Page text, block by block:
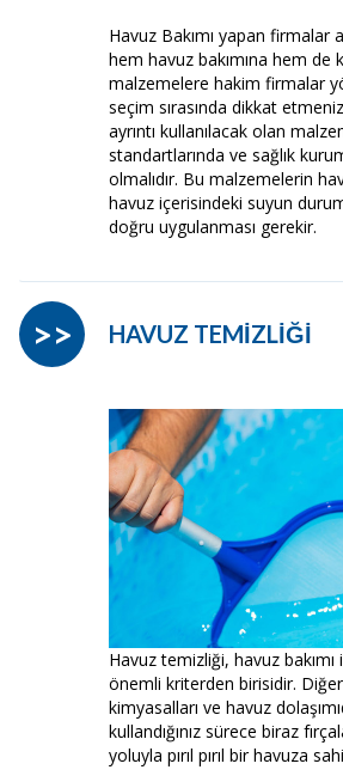
Havuz Bakımı yapan firmalar
hem havuz bakımına hem de
malzemelere hakim firmalar
seçim sırasında dikkat
ayrıntı kullanılacak olan
standartlarında ve sağlık
olmalıdır. Bu malzemelerin
havuz içerisindeki suyun
doğru uygulanması gerekir.
HAVUZ TEMİZLİĞİ
>>
Havuz temizliği, havuz
önemli kriterden birisidir.
kimyasalları ve havuz
kullandığınız sürece biraz
yoluyla pırıl pırıl bir havuza